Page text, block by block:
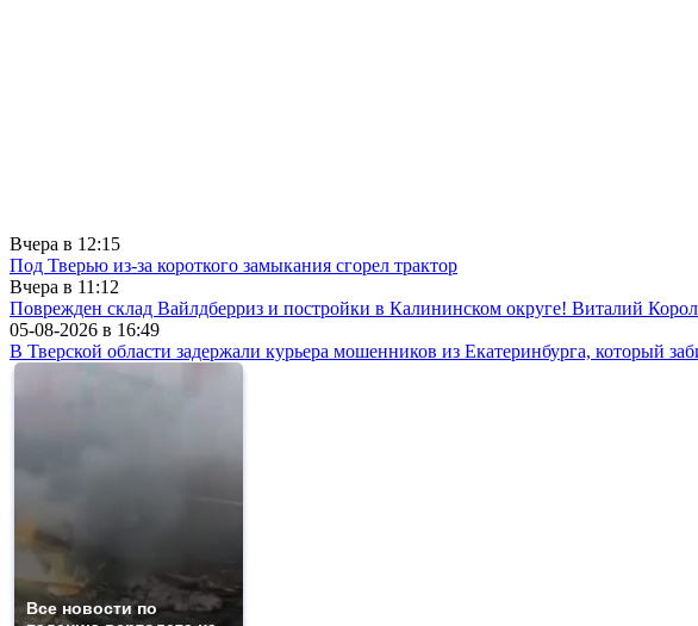
Вчера в 12:15
Под Тверью из-за короткого замыкания сгорел трактор
Вчера в 11:12
Поврежден склад Вайлдберриз и постройки в Калининском округе! Виталий
05-08-2026 в 16:49
В Тверской области задержали курьера мошенников из Екатеринбурга, который
Все новости по